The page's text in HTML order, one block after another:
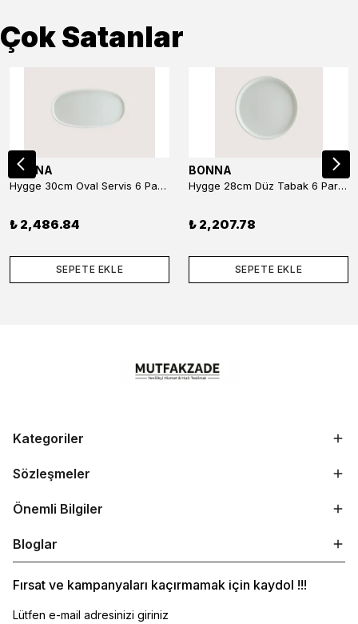
Çok Satanlar
BONNA
Hygge 30cm Oval Servis 6 Parça
₺ 2,486.84
SEPETE EKLE
BONNA
Hygge 28cm Düz Tabak 6 Parça
₺ 2,207.78
SEPETE EKLE
Kategoriler
Sözleşmeler
Önemli Bilgiler
Bloglar
Fırsat ve kampanyaları kaçırmamak için kaydol !!!
Lütfen e-mail adresinizi giriniz